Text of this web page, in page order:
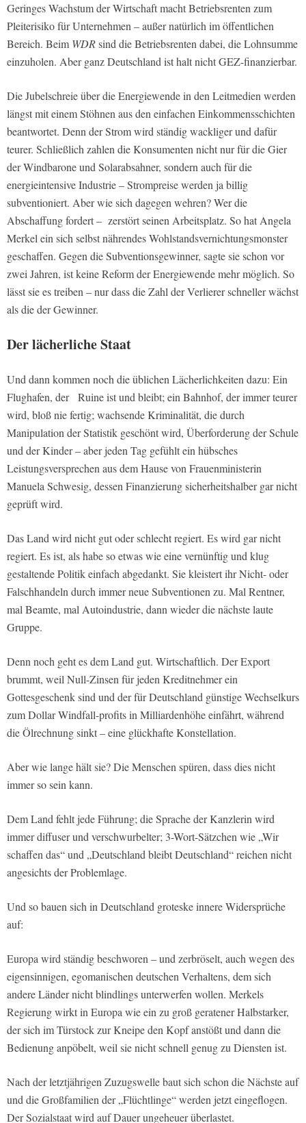
Geringes Wachstum der Wirtschaft macht Betriebsrenten zum
Pleiterisiko für Unternehmen – außer natürlich im öffentlichen
Bereich. Beim WDRsind die Betriebsrenten dabei, die Lohnsumme
einzuholen. Aber ganz Deutschland ist halt nicht GEZ-finanzierbar.
Die Jubelschreie über die Energiewende in den Leitmedien werden
längst mit einem Stöhnen aus den einfachen Einkommensschichten
beantwortet. Denn der Strom wird ständig wackliger und dafür
teurer. Schließlich zahlen die Konsumenten nicht nur für die Gier
der Windbarone und Solarabsahner, sondern auch für die
energieintensive Industrie – Strompreise werden ja billig
subventioniert. Aber wie sich dagegen wehren? Wer die
Abschaffung fordert – zerstört seinen Arbeitsplatz. So hat Angela
Merkel ein sich selbst nährendes Wohlstandsvernichtungsmonster
geschaffen. Gegen die Subventionsgewinner, sagte sie schon vor
zwei Jahren, ist keine Reform der Energiewende mehr möglich. So
lässt sie es treiben – nur dass die Zahl der Verlierer schneller wächst
als die der Gewinner.
Der lächerliche Staat
Und dann kommen noch die üblichen Lächerlichkeiten dazu: Ein
Flughafen, der Ruine ist und bleibt; ein Bahnhof, der immer teurer
wird, bloß nie fertig; wachsende Kriminalität, die durch
Manipulation der Statistik geschönt wird, Überforderung der Schule
und der Kinder – aber jeden Tag gefühlt ein hübsches
Leistungsversprechen aus dem Hause von Frauenministerin
Manuela Schwesig, dessen Finanzierung sicherheitshalber gar nicht
geprüft wird.
Das Land wird nicht gut oder schlecht regiert. Es wird gar nicht
regiert. Es ist, als habe so etwas wie eine vernünftig und klug
gestaltende Politik einfach abgedankt. Sie kleistert ihr Nicht- oder
Falschhandeln durch immer neue Subventionen zu. Mal Rentner,
mal Beamte, mal Autoindustrie, dann wieder die nächste laute
Gruppe.
Denn noch geht es dem Land gut. Wirtschaftlich. Der Export
brummt, weil Null-Zinsen für jeden Kreditnehmer ein
Gottesgeschenk sind und der für Deutschland günstige Wechselkurs
zum Dollar Windfall-profits in Milliardenhöhe einfährt, während
die Ölrechnung sinkt – eine glückhafte Konstellation.
Aber wie lange hält sie? Die Menschen spüren, dass dies nicht
immer so sein kann.
Dem Land fehlt jede Führung; die Sprache der Kanzlerin wird
immer diffuser und verschwurbelter; 3-Wort-Sätzchen wie „Wir
schaffen das“ und „Deutschland bleibt Deutschland“ reichen nicht
angesichts der Problemlage.
Und so bauen sich in Deutschland groteske innere Widersprüche
auf:
Europa wird ständig beschworen – und zerbröselt, auch wegen des
eigensinnigen, egomanischen deutschen Verhaltens, dem sich
andere Länder nicht blindlings unterwerfen wollen. Merkels
Regierung wirkt in Europa wie ein zu groß geratener Halbstarker,
der sich im Türstock zur Kneipe den Kopf anstößt und dann die
Bedienung anpöbelt, weil sie nicht schnell genug zu Diensten ist.
Nach der letztjährigen Zuzugswelle baut sich schon die Nächste auf
und die Großfamilien der „Flüchtlinge“ werden jetzt eingeflogen.
Der Sozialstaat wird auf Dauer ungeheuer überlastet.